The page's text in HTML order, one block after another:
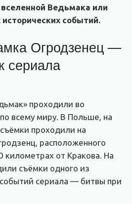
Ведьмака или
событий.
Огродзенец —
сериала
проходили во
всему миру. В Польше, на
проходили на
расположенного
километрах от Кракова. На
съёмки одного из
сериала — битвы при